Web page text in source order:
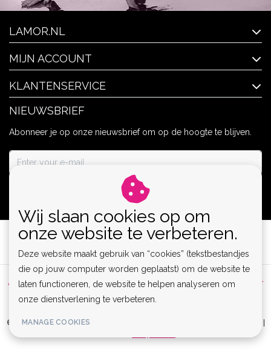
LAMOR.NL
MIJN ACCOUNT
KLANTENSERVICE
NIEUWSBRIEF
Abonneer je op onze nieuwsbrief om op de hoogte te blijven.
Algemene voorwaarden | Privacy Policy | Sitemap |
Disclaimer
RSS Feed
© Copyright 2026 - Lamor | Clubwear, Lingerie & Kinky Fashion XS-6XL |
Wij slaan cookies op om
onze website te verbeteren.
Deze website maakt gebruik van “cookies” (tekstbestandjes
die op jouw computer worden geplaatst) om de website te
laten functioneren, de website te helpen analyseren om
onze dienstverlening te verbeteren.
MANAGE COOKIES